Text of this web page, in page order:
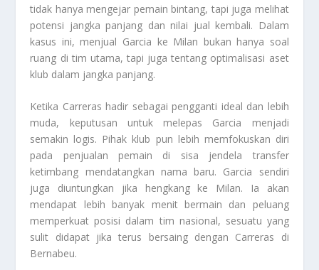
tidak hanya mengejar pemain bintang, tapi juga melihat
potensi jangka panjang dan nilai jual kembali. Dalam
kasus ini, menjual Garcia ke Milan bukan hanya soal
ruang di tim utama, tapi juga tentang optimalisasi aset
klub dalam jangka panjang.
Ketika Carreras hadir sebagai pengganti ideal dan lebih
muda, keputusan untuk melepas Garcia menjadi
semakin logis. Pihak klub pun lebih memfokuskan diri
pada penjualan pemain di sisa jendela transfer
ketimbang mendatangkan nama baru. Garcia sendiri
juga diuntungkan jika hengkang ke Milan. Ia akan
mendapat lebih banyak menit bermain dan peluang
memperkuat posisi dalam tim nasional, sesuatu yang
sulit didapat jika terus bersaing dengan Carreras di
Bernabeu.